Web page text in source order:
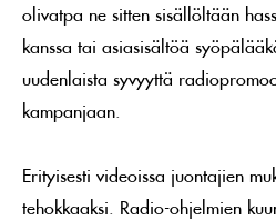
olivatpa ne sitten sisällöltään
kanssa tai asiasisältöä
uudenlaista syvyyttä
kampanjaan.
Erityisesti videoissa juontajien
tehokkaaksi. Radio-ohjelmien